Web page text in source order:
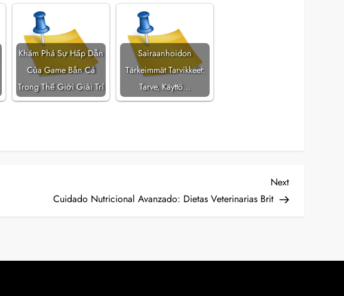
Khám Phá Sự Hấp Dẫn
Của Game Bắn Cá
Trong Thế Giới Giải Trí
Sairaanhoidon
Tärkeimmät Tarvikkeet:
Tarve, Käyttö…
Next
Post
Next
Cuidado Nutricional Avanzado: Dietas Veterinarias Brit